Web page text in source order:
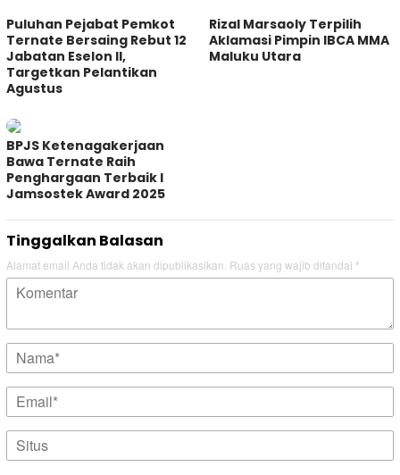
Puluhan Pejabat Pemkot
Ternate Bersaing Rebut 12
Jabatan Eselon II,
Targetkan Pelantikan
Agustus
Rizal Marsaoly Terpilih
Aklamasi Pimpin IBCA MMA
Maluku Utara
BPJS Ketenagakerjaan
Bawa Ternate Raih
Penghargaan Terbaik I
Jamsostek Award 2025
Tinggalkan Balasan
Alamat email Anda tidak akan dipublikasikan. Ruas yang wajib ditandai *